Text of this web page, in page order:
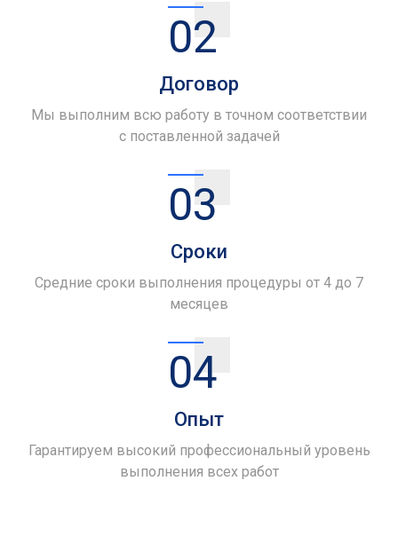
02
Договор
Мы выполним всю работу в точном соответствии
с поставленной задачей
03
Сроки
Средние сроки выполнения процедуры от 4 до 7
месяцев
04
Опыт
Гарантируем высокий профессиональный уровень
выполнения всех работ